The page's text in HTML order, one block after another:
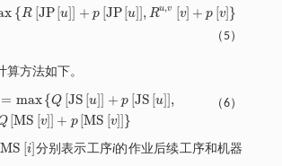
x {R [JP [u]] + p [JP [u]], Ru,v [v] + p [v]}
+pJ Pu Ru,v v+
v
（5）
算方法如下。
= max{Q [JS [u]] + p [JS [u]],
[MS [v]] + p [MS [v]]}
ax Q JSu +p JS MS v+p MSv
（6）
MS [i]
MSi 分别表示工序i的作业后续工序和机器